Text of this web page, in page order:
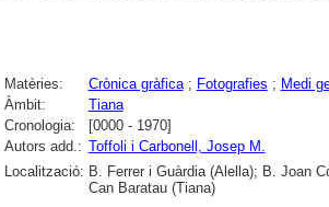
Matèries: Crònica gràfica; Fotografies ; Medi
Àmbit:
Tiana
Cronologia:
[0000 - 1970]
Autors add.: Toffoli i Carbonell, Josep M.
Localització: B. Ferrer i Guàrdia (Alella); B. Joan
Can Baratau (Tiana)